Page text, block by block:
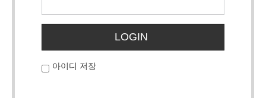
LOGIN
아이디 저장